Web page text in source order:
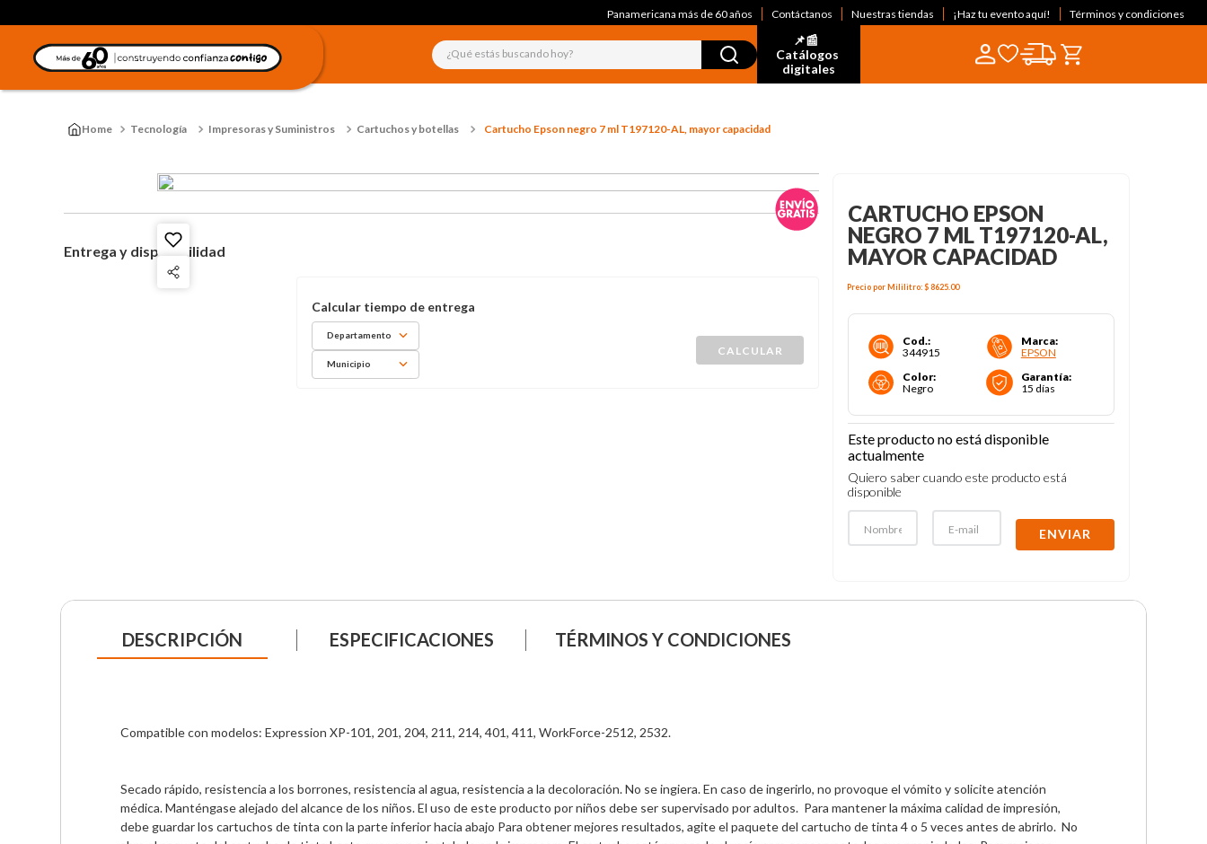
Panamericana más de 60 años Contáctanos Nuestras tiendas ¡Haz tu evento aquí! Términos y condiciones
¿Qué estás buscando hoy?
📌📰
Catálogos
digitales
Tecnología Impresoras y Suministros Cartuchos y botellas Cartucho Epson negro 7 ml T197120-AL, mayor capacidad
Entrega y disponibilidad
Departamento
Municipio
CARTUCHO EPSON
NEGRO 7 ML T197120-AL,
MAYOR CAPACIDAD
Precio porMililitro:$ 8625.00
Cod.:
344915
Marca:
EPSON
Color:
Negro
Garantía:
15 días
Este producto no está disponible
actualmente
Quiero saber cuando este producto está
disponible
ENVIAR
DESCRIPCIÓN ESPECIFICACIONES TÉRMINOS Y CONDICIONES
Compatible con modelos: Expression XP-101, 201, 204, 211, 214, 401, 411, WorkForce-2512, 2532.
Secado rápido, resistencia a los borrones, resistencia al agua, resistencia a la decoloración. No se ingiera. En caso de ingerirlo, no provoque el vómito y solicite atención
médica. Manténgase alejado del alcance de los niños. El uso de este producto por niños debe ser supervisado por adultos.  Para mantener la máxima calidad de impresión,
debe guardar los cartuchos de tinta con la parte inferior hacia abajo Para obtener mejores resultados, agite el paquete del cartucho de tinta 4 o 5 veces antes de abrirlo.  No